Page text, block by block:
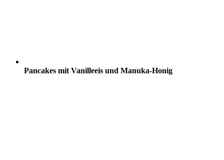
Pancakes mit Vanilleeis und Manuka-Honig